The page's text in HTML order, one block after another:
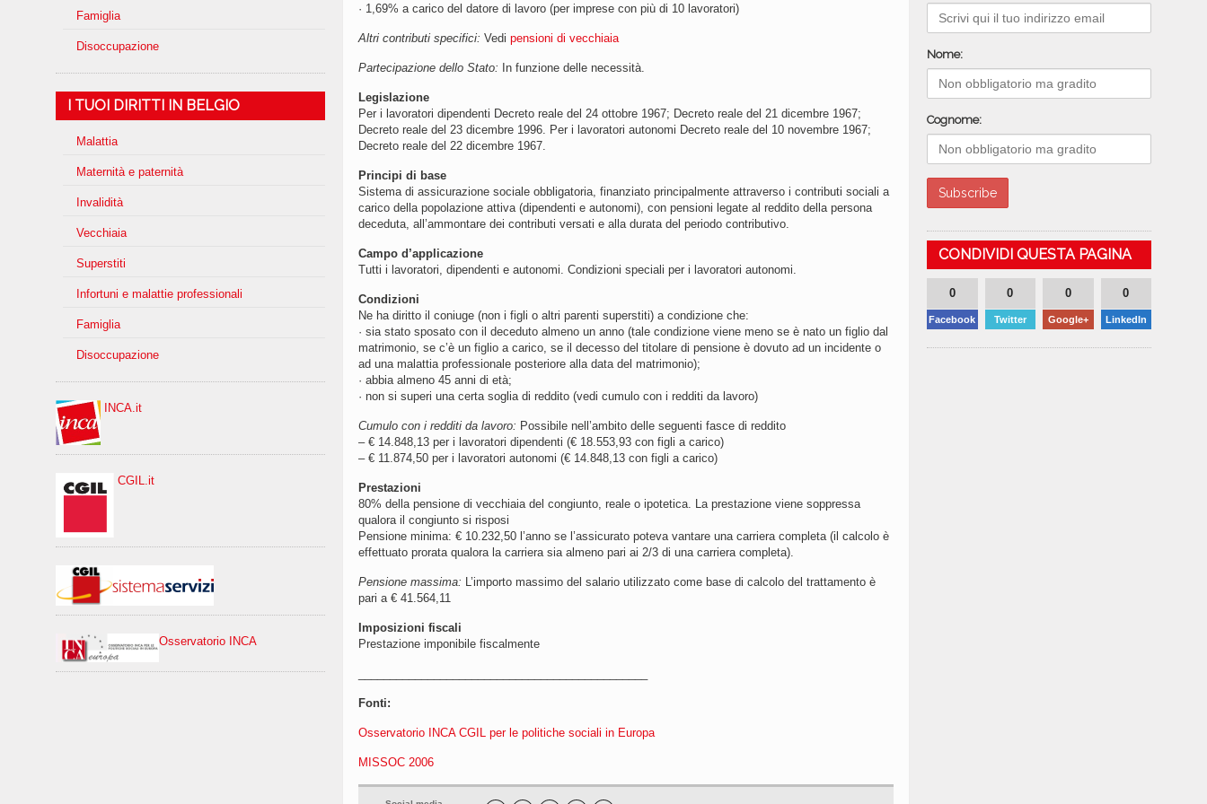
Famiglia
Disoccupazione
I TUOI DIRITTI IN BELGIO
Malattia
Maternità e paternità
Invalidità
Vecchiaia
Superstiti
Infortuni e malattie professionali
Famiglia
Disoccupazione
INCA.it
CGIL.it
Osservatorio INCA
· 1,69% a carico del datore di lavoro (per imprese con più di 10 lavoratori)
Altri contributi specifici: Vedi pensioni di vecchiaia
Partecipazione dello Stato: In funzione delle necessità.
Legislazione
Per i lavoratori dipendenti Decreto reale del 24 ottobre 1967; Decreto reale del 21 dicembre 1967;
Decreto reale del 23 dicembre 1996. Per i lavoratori autonomi Decreto reale del 10 novembre 1967;
Decreto reale del 22 dicembre 1967.
Principi di base
Sistema di assicurazione sociale obbligatoria, finanziato principalmente attraverso i contributi sociali a
carico della popolazione attiva (dipendenti e autonomi), con pensioni legate al reddito della persona
deceduta, all’ammontare dei contributi versati e alla durata del periodo contributivo.
Campo d’applicazione
Tutti i lavoratori, dipendenti e autonomi. Condizioni speciali per i lavoratori autonomi.
Condizioni
Ne ha diritto il coniuge (non i figli o altri parenti superstiti) a condizione che:
· sia stato sposato con il deceduto almeno un anno (tale condizione viene meno se è nato un figlio dal
matrimonio, se c’è un figlio a carico, se il decesso del titolare di pensione è dovuto ad un incidente o
ad una malattia professionale posteriore alla data del matrimonio);
· abbia almeno 45 anni di età;
· non si superi una certa soglia di reddito (vedi cumulo con i redditi da lavoro)
Cumulo con i redditi da lavoro: Possibile nell’ambito delle seguenti fasce di reddito
– € 14.848,13 per i lavoratori dipendenti (€ 18.553,93 con figli a carico)
– € 11.874,50 per i lavoratori autonomi (€ 14.848,13 con figli a carico)
Prestazioni
80% della pensione di vecchiaia del congiunto, reale o ipotetica. La prestazione viene soppressa
qualora il congiunto si risposi
Pensione minima: € 10.232,50 l’anno se l’assicurato poteva vantare una carriera completa (il calcolo è
effettuato prorata qualora la carriera sia almeno pari ai 2/3 di una carriera completa).
Pensione massima: L’importo massimo del salario utilizzato come base di calcolo del trattamento è
pari a € 41.564,11
Imposizioni fiscali
Prestazione imponibile fiscalmente
Fonti:
Osservatorio INCA CGIL per le politiche sociali in Europa
MISSOC 2006
Nome:
Cognome:
CONDIVIDI QUESTA PAGINA
0
Facebook
0
Twitter
0
Google+
0
LinkedIn